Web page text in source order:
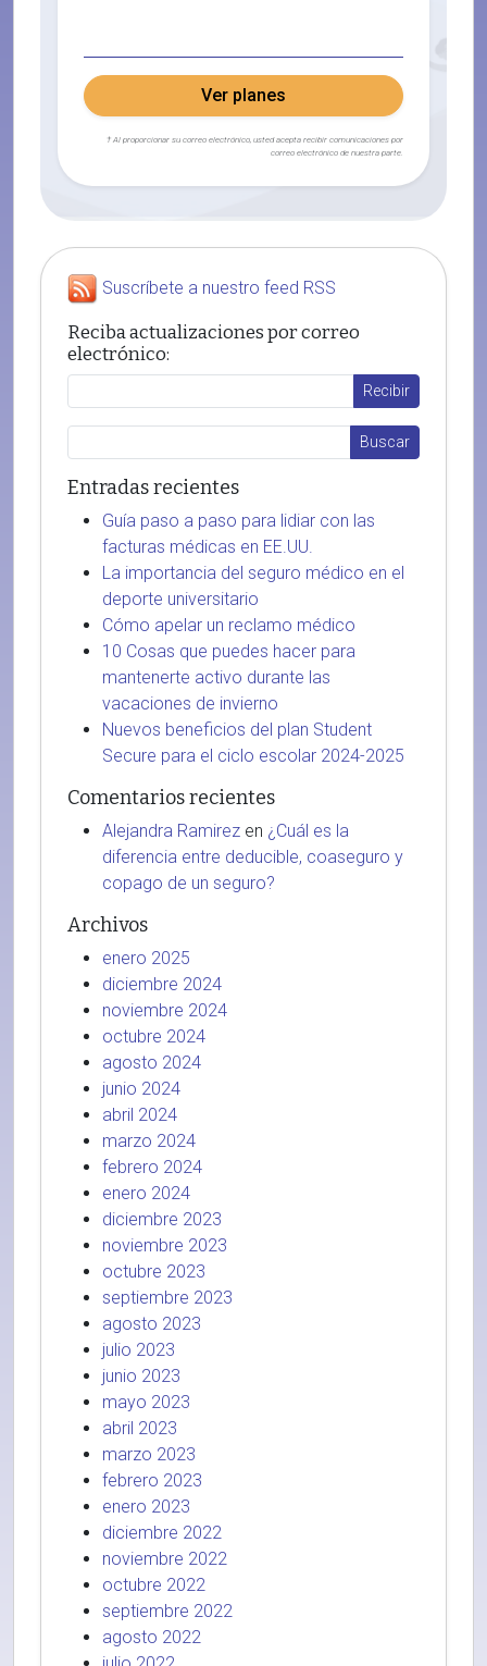
Ver planes
† Al proporcionar su correo electrónico, usted acepta recibir comunicaciones por
correo electrónico de nuestra parte.
Suscríbete a nuestro feed RSS
Reciba actualizaciones por correo
electrónico:
Entradas recientes
Guía paso a paso para lidiar con las
facturas médicas en EE.UU.
La importancia del seguro médico en el
deporte universitario
Cómo apelar un reclamo médico
10 Cosas que puedes hacer para
mantenerte activo durante las
vacaciones de invierno
Nuevos beneficios del plan Student
Secure para el ciclo escolar 2024-2025
Comentarios recientes
Alejandra Ramirez en ¿Cuál es la
diferencia entre deducible, coaseguro y
copago de un seguro?
Archivos
enero 2025
diciembre 2024
noviembre 2024
octubre 2024
agosto 2024
junio 2024
abril 2024
marzo 2024
febrero 2024
enero 2024
diciembre 2023
noviembre 2023
octubre 2023
septiembre 2023
agosto 2023
julio 2023
junio 2023
mayo 2023
abril 2023
marzo 2023
febrero 2023
enero 2023
diciembre 2022
noviembre 2022
octubre 2022
septiembre 2022
agosto 2022